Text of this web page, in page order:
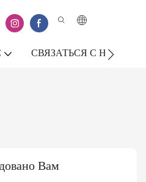
СВЯЗАТЬСЯ С НАМИ
Вам